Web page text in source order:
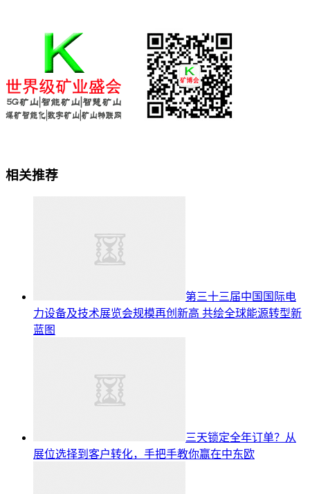
相关推荐
第三十三届中国国际电
力设备及技术展览会规模再创新高 共绘全球能源转型新
蓝图
三天锁定全年订单？从
展位选择到客户转化，手把手教你赢在中东欧